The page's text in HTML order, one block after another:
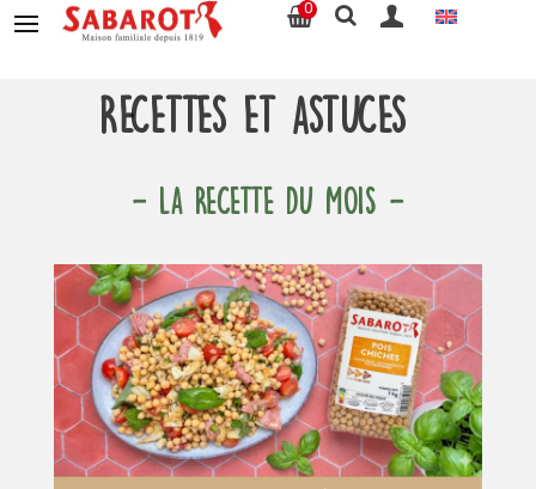
0
Recettes et astuces
- LA RECETTE DU MOIS -